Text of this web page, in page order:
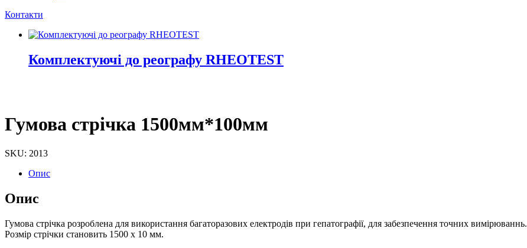
Контакти
Комплектуючі до реографу RHEOTEST
Гумова стрічка 1500мм*100мм
SKU: 2013
Опис
Опис
Гумова стрічка розроблена для використання багаторазових електродів при гепатографії, для забезпечення точних вимірюваннь.
Розмір стрічки становить 1500 x 10 мм.